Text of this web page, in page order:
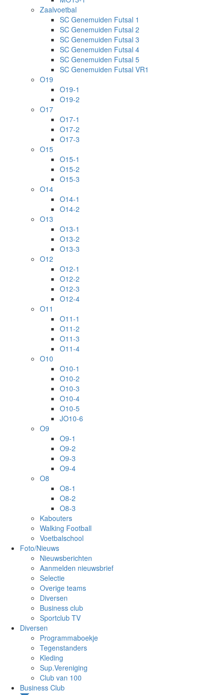
Zaalvoetbal
SC Genemuiden Futsal 1
SC Genemuiden Futsal 2
SC Genemuiden Futsal 3
SC Genemuiden Futsal 4
SC Genemuiden Futsal 5
SC Genemuiden Futsal VR1
O19
O19-1
O19-2
O17
O17-1
O17-2
O17-3
O15
O15-1
O15-2
O15-3
O14
O14-1
O14-2
O13
O13-1
O13-2
O13-3
O12
O12-1
O12-2
O12-3
O12-4
O11
O11-1
O11-2
O11-3
O11-4
O10
O10-1
O10-2
O10-3
O10-4
O10-5
JO10-6
O9
O9-1
O9-2
O9-3
O9-4
O8
O8-1
O8-2
O8-3
Kabouters
Walking Football
Voetbalschool
Foto/Nieuws
Nieuwsberichten
Aanmelden nieuwsbrief
Selectie
Overige teams
Diversen
Business club
Sportclub TV
Diversen
Programmaboekje
Tegenstanders
Kleding
Sup.Vereniging
Club van 100
Business Club